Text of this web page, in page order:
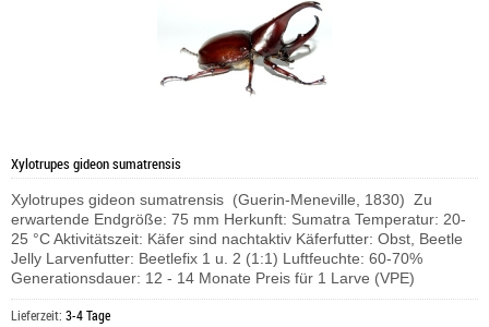
Xylotrupes gideon sumatrensis
Xylotrupes gideon sumatrensis (Guerin-Meneville, 1830) Zu
erwartende Endgröße: 75 mm Herkunft: Sumatra Temperatur: 20-
25 °C Aktivitätszeit: Käfer sind nachtaktiv Käferfutter: Obst, Beetle
Jelly Larvenfutter: Beetlefix 1 u. 2 (1:1) Luftfeuchte: 60-70%
Generationsdauer: 12 - 14 Monate Preis für 1 Larve (VPE)
Lieferzeit: 3-4 Tage